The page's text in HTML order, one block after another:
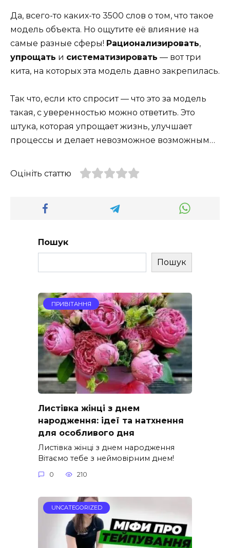
Да, всего-то каких-то 3500 слов о том, что такое
модель объекта. Но ощутите её влияние на
самые разные сферы! Рационализировать,
упрощать и систематизировать — вот три
кита, на которых эта модель давно закрепилась.
Так что, если кто спросит — что это за модель
такая, с уверенностью можно ответить. Это
штука, которая упрощает жизнь, улучшает
процессы и делает невозможное возможным…
Оцініть статтю
Пошук
Пошук
ПРИВІТАННЯ
Листівка жінці з днем
народження: ідеї та натхнення
для особливого дня
Листівка жінці з днем народження
Вітаємо тебе з неймовірним днем!
0 210
UNCATEGORIZED